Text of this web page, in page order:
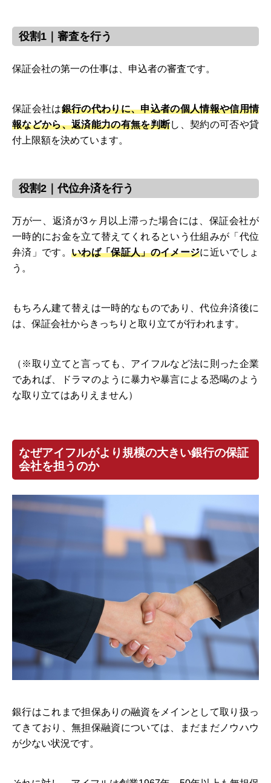
役割1｜審査を行う
保証会社の第一の仕事は、申込者の審査です。
保証会社は銀行の代わりに、申込者の個人情報や信用情
報などから、返済能力の有無を判断し、契約の可否や貸
付上限額を決めています。
役割2｜代位弁済を行う
万が一、返済が3ヶ月以上滞った場合には、保証会社が
一時的にお金を立て替えてくれるという仕組みが「代位
弁済」です。 いわば「保証人」のイメージに近いでしょ
う。
もちろん建て替えは一時的なものであり、代位弁済後に
は、保証会社からきっちりと取り立てが行われます。
（※取り立てと言っても、アイフルなど法に則った企業
であれば、ドラマのように暴力や暴言による恐喝のよう
な取り立てはありえません）
なぜアイフルがより規模の大きい銀行の保証
会社を担うのか
銀行はこれまで担保ありの融資をメインとして取り扱っ
てきており、無担保融資については、まだまだノウハウ
が少ない状況です。